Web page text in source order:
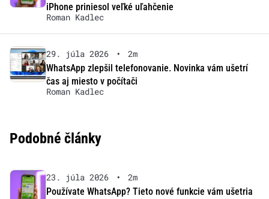
iPhone priniesol veľké uľahčenie
Roman Kadlec
29. júla 2026 •
2m
WhatsApp zlepšil telefonovanie. Novinka vám ušetrí
čas aj miesto v počítači
Roman Kadlec
Podobné články
23. júla 2026 •
2m
Používate WhatsApp? Tieto nové funkcie vám ušetria